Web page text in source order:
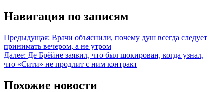
Навигация по записям
Предыдущая: Врачи объяснили, почему душ всегда следует
принимать вечером, а не утром
Далее: Де Брёйне заявил, что был шокирован, когда узнал,
что «Сити» не продлит с ним контракт
Похожие новости